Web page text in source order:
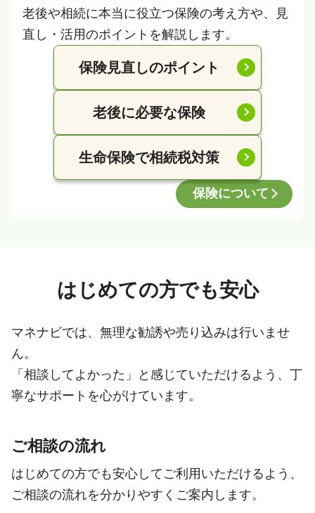
老後や相続に本当に役立つ保険の考え方や、見
直し・活用のポイントを解説します。
保険見直しのポイント
老後に必要な保険
生命保険で相続税対策
保険について
はじめての方でも安心
マネナビでは、無理な勧誘や売り込みは行いませ
ん。
「相談してよかった」と感じていただけるよう、丁
寧なサポートを心がけています。
ご相談の流れ
はじめての方でも安心してご利用いただけるよう、
ご相談の流れを分かりやすくご案内します。